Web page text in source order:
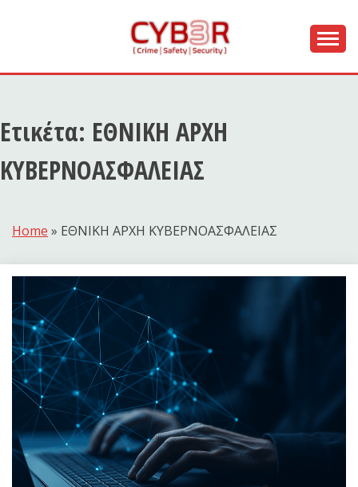
CYB3R
Ετικέτα: ΕΘΝΙΚΗ ΑΡΧΗ
ΚΥΒΕΡΝΟΑΣΦΑΛΕΙΑΣ
Home » ΕΘΝΙΚΗ ΑΡΧΗ ΚΥΒΕΡΝΟΑΣΦΑΛΕΙΑΣ